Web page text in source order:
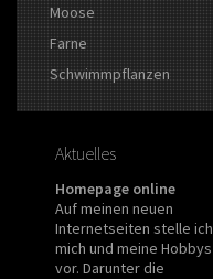
Moose
Farne
Schwimmpflanzen
Aktuelles
Homepage online
Auf meinen neuen
Internetseiten stelle ich
mich und meine Hobbys
vor. Darunter die